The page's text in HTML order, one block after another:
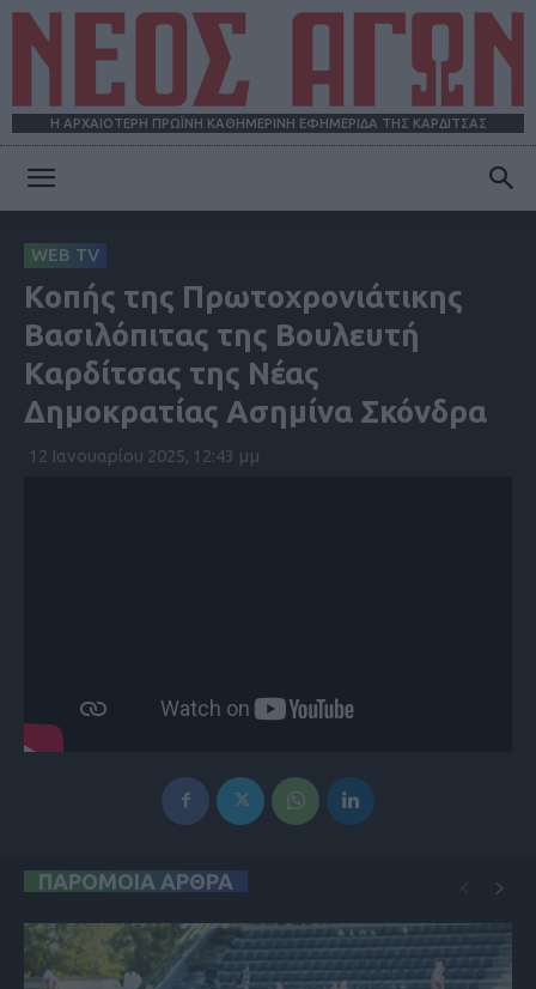
Η ΑΡΧΑΙΟΤΕΡΗ ΠΡΩΪΝΗ ΚΑΘΗΜΕΡΙΝΗ ΕΦΗΜΕΡΙΔΑ ΤΗΣ ΚΑΡΔΙΤΣΑΣ
ΑΓΩΝ
WEB TV
Κοπής της Πρωτοχρονιάτικης
Βασιλόπιτας της Βουλευτή
Καρδίτσας της Νέας
Δημοκρατίας Ασημίνα Σκόνδρα
12 Ιανουαρίου 2025, 12:43 μμ
ΠΑΡΟΜΟΙΑ ΑΡΘΡΑ